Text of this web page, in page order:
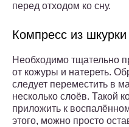
перед отходом ко сну.
Компресс из шкурки
Необходимо тщательно
от кожуры и натереть.
следует переместить в
несколько слоёв. Такой
приложить к
этого, можно просто